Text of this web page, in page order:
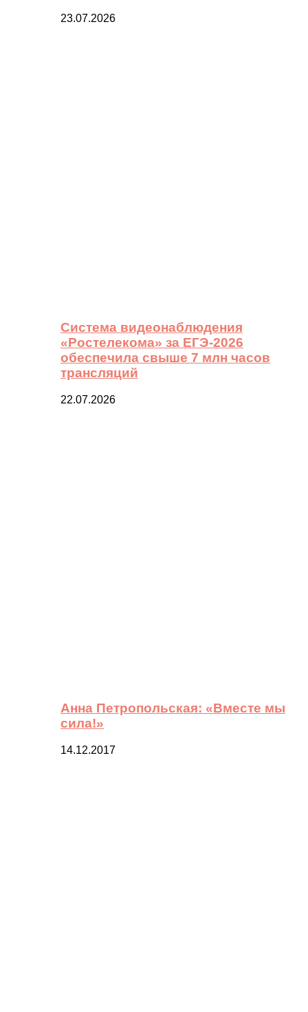
23.07.2026
Система видеонаблюдения
«Ростелекома» за ЕГЭ-2026
обеспечила свыше 7 млн часов
трансляций
22.07.2026
Анна Петропольская: «Вместе мы
сила!»
14.12.2017